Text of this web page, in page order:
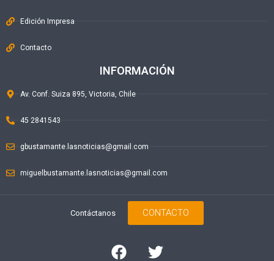
Edición Impresa
Contacto
INFORMACIÓN
Av. Conf. Suiza 895, Victoria, Chile
45 2841543
gbustamante.lasnoticias@gmail.com
miguelbustamante.lasnoticias@gmail.com
Contáctanos CONTACTO